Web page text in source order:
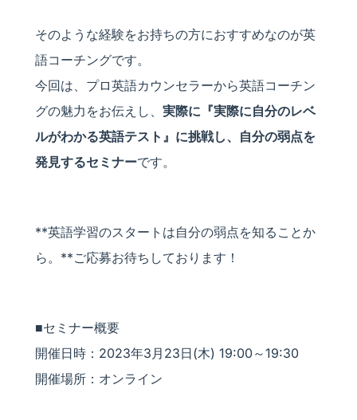
そのような経験をお持ちの方におすすめなのが英
語コーチングです。
今回は、プロ英語カウンセラーから英語コーチン
グの魅力をお伝えし、 実際に『実際に自分のレベ
ルがわかる英語テスト』に挑戦し、自分の弱点を
発見するセミナーです。
**英語学習のスタートは自分の弱点を知ることか
ら。**ご応募お待ちしております！
■セミナー概要
開催日時：2023年3月23日(木) 19:00～19:30
開催場所：オンライン